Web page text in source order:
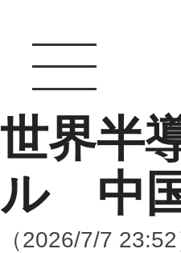
世界半
ル 中
（2026/7/7 23:52